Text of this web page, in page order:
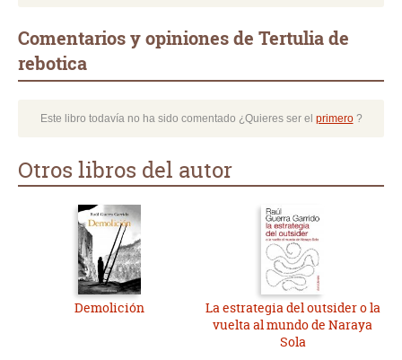
Comentarios y opiniones de Tertulia de
rebotica
Este libro todavía no ha sido comentado ¿Quieres ser el primero?
Otros libros del autor
Demolición
La estrategia del outsider o la
vuelta al mundo de Naraya
Sola